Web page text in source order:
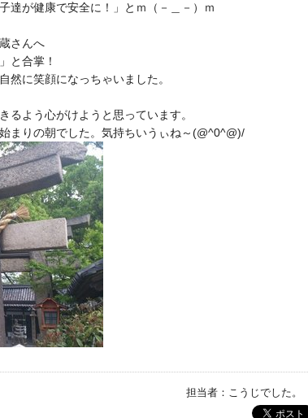
達が健康で安全に！」とｍ（－＿－）ｍ
さんへ
と合掌！
然に笑顔になっちゃいました。
るよう心がけようと思っています。
まりの朝でした。気持ちいうぃね～(@^0^@)/
担当者：こうじでした。